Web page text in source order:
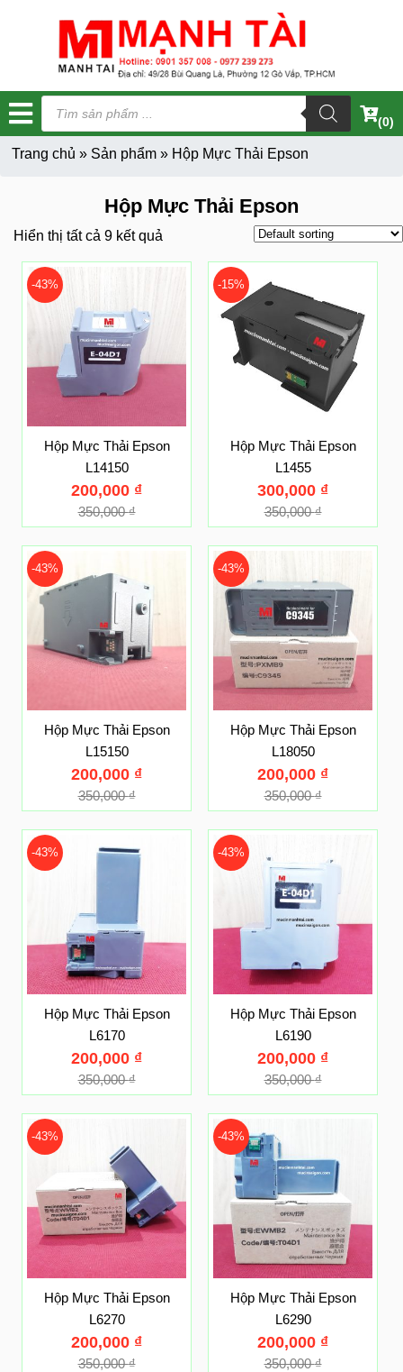
Tìm
kiếm
sản
phẩm
(0)
Trang chủ » Sản phẩm» Hộp Mực Thải Epson
Hộp Mực Thải Epson
Hiển thị tất cả 9 kết quả
-43%
Hộp Mực Thải Epson
L14150
350,000₫
200,000 ₫
-15%
Hộp Mực Thải Epson
L1455
350,000₫
300,000 ₫
-43%
Hộp Mực Thải Epson
L15150
350,000₫
200,000 ₫
-43%
Hộp Mực Thải Epson
L18050
350,000₫
200,000 ₫
-43%
Hộp Mực Thải Epson
L6170
350,000₫
200,000 ₫
-43%
Hộp Mực Thải Epson
L6190
350,000₫
200,000 ₫
-43%
Hộp Mực Thải Epson
L6270
350,000₫
200,000 ₫
-43%
Hộp Mực Thải Epson
L6290
350,000₫
200,000 ₫